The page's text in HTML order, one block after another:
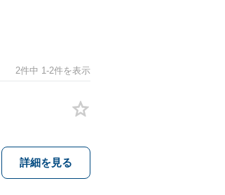
2件中 1-2件を表示
詳細を見る